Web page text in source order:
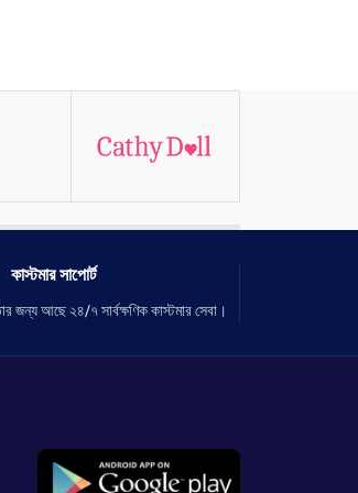
কাস্টমার সাপোর্ট
জন্য আছে ২৪/৭ সার্বক্ষণিক কাস্টমার সেবা।